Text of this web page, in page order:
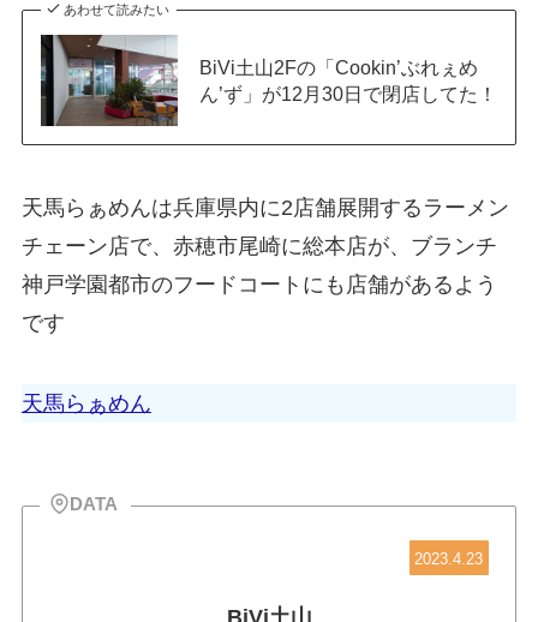
あわせて読みたい
BiVi土山2Fの「Cookin’ぶれぇめ
ん’ず」が12月30日で閉店してた！
天馬らぁめんは兵庫県内に2店舗展開するラーメン
チェーン店で、赤穂市尾崎に総本店が、ブランチ
神戸学園都市のフードコートにも店舗があるよう
です
天馬らぁめん
DATA
2023.4.23